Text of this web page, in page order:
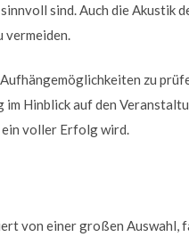
sind. Auch die Akustik
zu
Hinblick auf den
voller Erfolg wird.
von einer großen Auswahl,